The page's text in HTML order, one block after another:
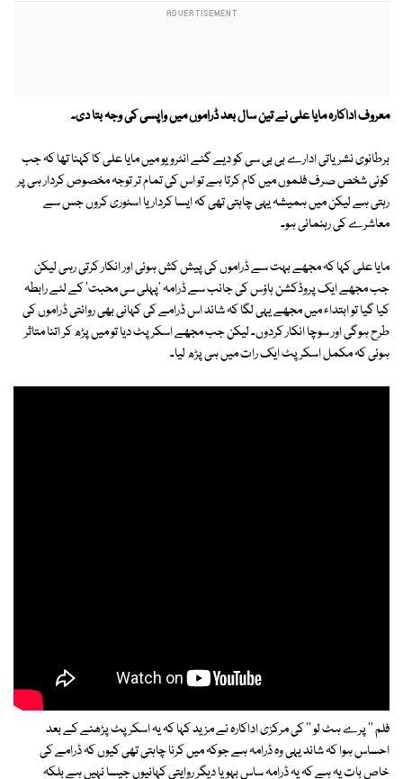
معروف اداکارہ مایا علی نے تین سال بعد ڈراموں میں واپسی کی وجہ بتا دی۔
برطانوی نشریاتی ادارے بی بی سی کو دیے گئے انٹرویو میں مایا علی کا کہنا تھا کہ جب
کوئی شخص صرف فلموں میں کام کرتا ہے تو اس کی تمام تر توجہ مخصوص کردار ہی پر
رہتی ہے لیکن میں ہمیشہ یہی چاہتی تھی کہ ایسا کردار یا اسٹوری کروں جس سے
معاشرے کی رہنمائی ہو۔
مایا علی کہا کہ مجھے بہت سے ڈراموں کی پیش کش ہوئی اور انکار کرتی رہی لیکن
جب مجھے ایک پروڈکشن ہاؤس کی جانب سے ڈرامہ 'پہلی سی محبت' کے لئے رابطہ
کیا گیا تو ابتداء میں مجھے یہی لگا کہ شائد اس ڈرامے کی کہانی بھی روائتی ڈراموں کی
طرح ہوگی اور سوچا انکار کردوں۔ لیکن جب مجھے اسکرپٹ دیا تو میں پڑھ کر اتنا متاثر
ہوئی کہ مکمل اسکرپٹ ایک رات میں ہی پڑھ لیا۔
فلم '' پرے ہٹ لو '' کی مرکزی اداکارہ نے مزید کہا کہ یہ اسکرپٹ پڑھنے کے بعد
احساس ہوا کہ شائد یہی وہ ڈرامہ ہے جوکہ میں کرنا چاہتی تھی کیوں کہ ڈرامے کی
خاص بات یہ ہے کہ یہ ڈرامہ ساس بہو یا دیگر روایتی کہانیوں جیسا نہیں ہے بلکہ